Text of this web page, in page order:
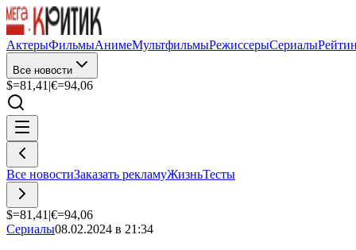
АктерыФильмыАнимеМультфильмыРежиссерыСериалы
Все новости
$=81,41 |€=94,06
Все новостиЗаказать рекламуЖизньТесты
$=81,41 |€=94,06
Сериалы08.02.2024 в 21:34